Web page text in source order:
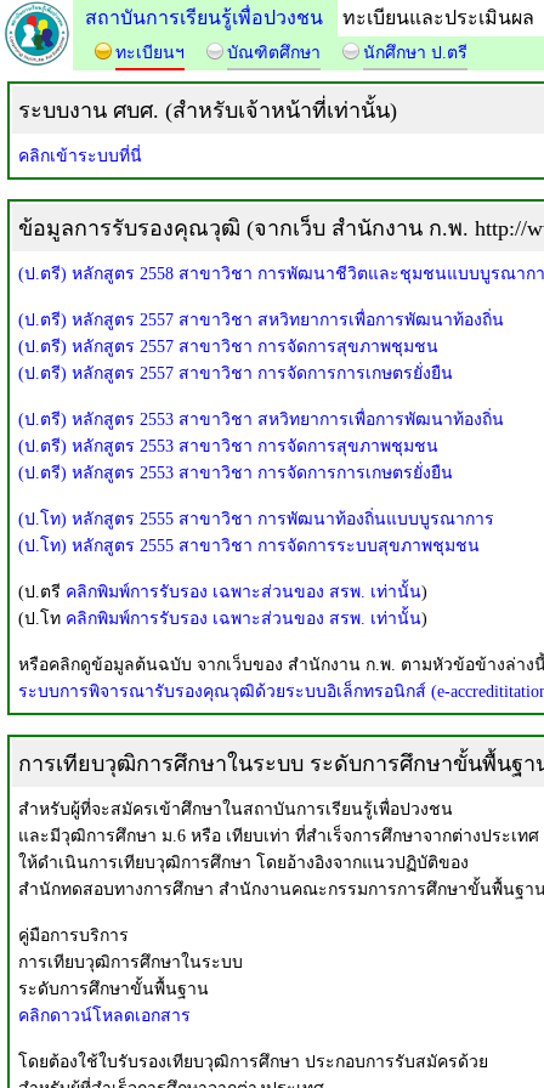
สถาบันการเรียนรู้เพื่อปวงชน ทะเบียนและประเมินผล
ทะเบียนฯ บัณฑิตศึกษา นักศึกษา ป.ตรี
ระบบงาน ศบศ. (สำหรับเจ้าหน้าที่เท่านั้น)
คลิกเข้าระบบที่นี่
ข้อมูลการรับรองคุณวุฒิ (จากเว็บ สำนักงาน ก.พ. http://
(ป.ตรี) หลักสูตร 2558 สาขาวิชา การพัฒนาชีวิตและชุมชนแบบบูรณาก
(ป.ตรี) หลักสูตร 2557 สาขาวิชา สหวิทยาการเพื่อการพัฒนาท้องถิ่น
(ป.ตรี) หลักสูตร 2557 สาขาวิชา การจัดการสุขภาพชุมชน
(ป.ตรี) หลักสูตร 2557 สาขาวิชา การจัดการการเกษตรยั่งยืน
(ป.ตรี) หลักสูตร 2553 สาขาวิชา สหวิทยาการเพื่อการพัฒนาท้องถิ่น
(ป.ตรี) หลักสูตร 2553 สาขาวิชา การจัดการสุขภาพชุมชน
(ป.ตรี) หลักสูตร 2553 สาขาวิชา การจัดการการเกษตรยั่งยืน
(ป.โท) หลักสูตร 2555 สาขาวิชา การพัฒนาท้องถิ่นแบบบูรณาการ
(ป.โท) หลักสูตร 2555 สาขาวิชา การจัดการระบบสุขภาพชุมชน
(ป.ตรี คลิกพิมพ์การรับรอง เฉพาะส่วนของ สรพ. เท่านั้น)
(ป.โท คลิกพิมพ์การรับรอง เฉพาะส่วนของ สรพ. เท่านั้น)
หรือคลิกดูข้อมูลต้นฉบับ จากเว็บของ สำนักงาน ก.พ. ตามหัวข้อข้างล่าง
ระบบการพิจารณารับรองคุณวุฒิด้วยระบบอิเล็กทรอนิกส์ (e-
การเทียบวุฒิการศึกษาในระบบ ระดับการศึกษาขั้นพื้นฐา
สำหรับผู้ที่จะสมัครเข้าศึกษาในสถาบันการเรียนรู้เพื่อปวงชน
และมีวุฒิการศึกษา ม.6 หรือ เทียบเท่า ที่สำเร็จการศึกษาจากต่างประเทศ
ให้ดำเนินการเทียบวุฒิการศึกษา โดยอ้างอิงจากแนวปฏิบัติของ
สำนักทดสอบทางการศึกษา สำนักงานคณะกรรมการการศึกษาขั้นพื้นฐา
คู่มือการบริการ
การเทียบวุฒิการศึกษาในระบบ
ระดับการศึกษาขั้นพื้นฐาน
คลิกดาวน์โหลดเอกสาร
โดยต้องใช้ใบรับรองเทียบวุฒิการศึกษา ประกอบการรับสมัครด้วย